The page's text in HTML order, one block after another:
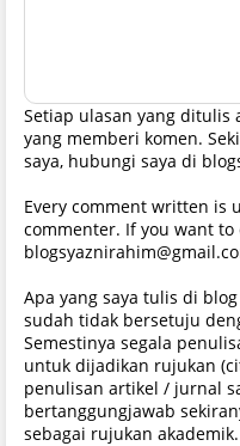
Setiap ulasan yang ditulis
yang memberi komen.
saya, hubungi saya di
Every comment written is
commenter. If you want
Apa yang saya tulis di
sudah tidak bersetuju
Semestinya segala
untuk dijadikan rujukan
penulisan artikel / jurnal
bertanggungjawab
sebagai rujukan akademik.